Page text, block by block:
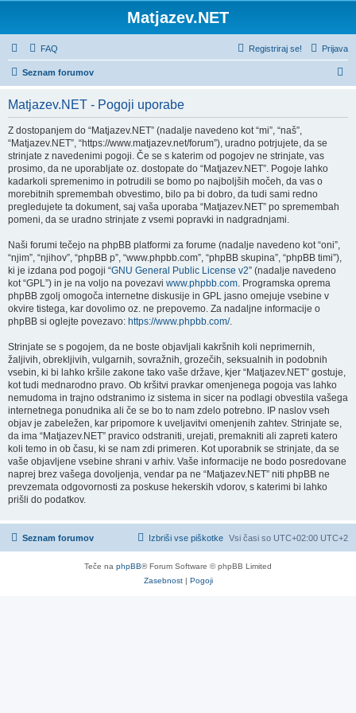
Matjazev.NET
FAQ Prijava
Registriraj se!
Seznam forumov
Matjazev.NET - Pogoji uporabe
Z dostopanjem do “Matjazev.NET” (nadalje navedeno kot “mi”, “naš”,
“Matjazev.NET”, “https://www.matjazev.net/forum”), uradno potrjujete, da se
strinjate z navedenimi pogoji. Če se s katerim od pogojev ne strinjate, vas
prosimo, da ne uporabljate oz. dostopate do “Matjazev.NET”. Pogoje lahko
kadarkoli spremenimo in potrudili se bomo po najboljših močeh, da vas o
morebitnih spremembah obvestimo, bilo pa bi dobro, da tudi sami redno
pregledujete ta dokument, saj vaša uporaba “Matjazev.NET” po spremembah
pomeni, da se uradno strinjate z vsemi popravki in nadgradnjami.
Naši forumi tečejo na phpBB platformi za forume (nadalje navedeno kot “oni”,
“njim”, “njihov”, “phpBB p”, “www.phpbb.com”, “phpBB skupina”, “phpBB timi”),
ki je izdana pod pogoji “GNU General Public License v2” (nadalje navedeno
kot “GPL”) in je na voljo na povezavi www.phpbb.com. Programska oprema
phpBB zgolj omogoča internetne diskusije in GPL jasno omejuje vsebine v
okvire tistega, kar dovolimo oz. ne prepovemo. Za nadaljne informacije o
phpBB si oglejte povezavo: https://www.phpbb.com/.
Strinjate se s pogojem, da ne boste objavljali kakršnih koli neprimernih,
žaljivih, obrekljivih, vulgarnih, sovražnih, grozečih, seksualnih in podobnih
vsebin, ki bi lahko kršile zakone tako vaše države, kjer “Matjazev.NET” gostuje,
kot tudi mednarodno pravo. Ob kršitvi pravkar omenjenega pogoja vas lahko
nemudoma in trajno odstranimo iz sistema in sicer na podlagi obvestila vašega
internetnega ponudnika ali če se bo to nam zdelo potrebno. IP naslov vseh
objav je zabeležen, kar pripomore k uveljavitvi omenjenih zahtev. Strinjate se,
da ima “Matjazev.NET” pravico odstraniti, urejati, premakniti ali zapreti katero
koli temo in ob času, ki se nam zdi primeren. Kot uporabnik se strinjate, da se
vaše objavljene vsebine shrani v arhiv. Vaše informacije ne bodo posredovane
naprej brez vašega dovoljenja, vendar pa ne “Matjazev.NET” niti phpBB ne
prevzemata odgovornosti za poskuse hekerskih vdorov, s katerimi bi lahko
prišli do podatkov.
Seznam forumov Vsi časi so UTC+02:00 UTC+2
Izbriši vse piškotke
Teče na phpBB® Forum Software © phpBB Limited
Zasebnost| Pogoji